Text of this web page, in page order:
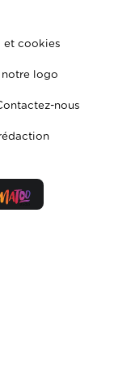
et cookies
notre logo
nous